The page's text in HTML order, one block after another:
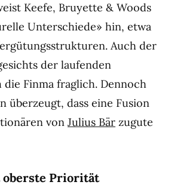
Keefe, Bruyette & Woods
Unterschiede» hin, etwa
Auch der
der laufenden
Finma fraglich. Dennoch
überzeugt, dass eine Fusion
von Julius Bär zugute
oberste Priorität